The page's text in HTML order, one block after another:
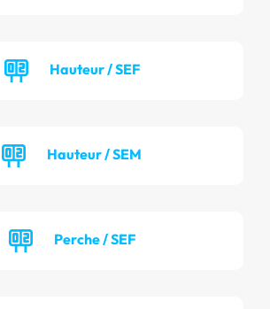
Hauteur / SEF
Hauteur / SEM
Perche / SEF